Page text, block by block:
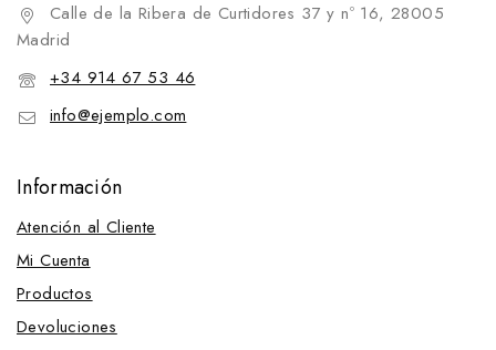
Calle de la Ribera de Curtidores 37 y nº 16, 28005
Madrid
+34 914 67 53 46
info@ejemplo.com
Información
Atención al Cliente
Mi Cuenta
Productos
Devoluciones